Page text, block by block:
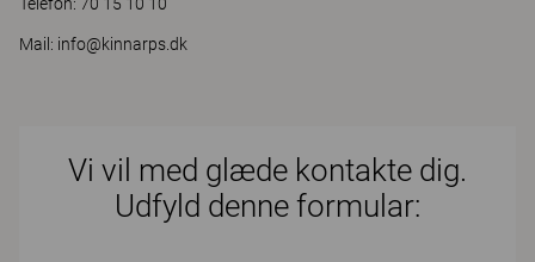
Mail: info@kinnarps.dk
Vi vil med glæde kontakte dig.
Udfyld denne formular: